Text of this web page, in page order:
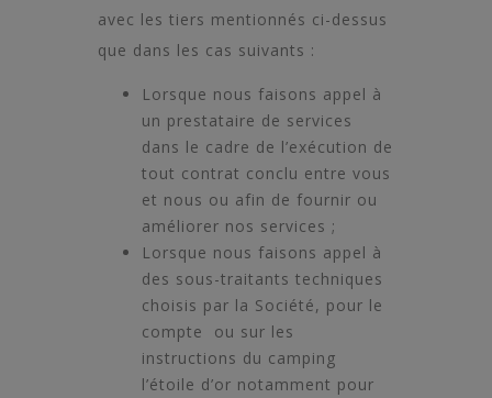
avec les tiers mentionnés ci-dessus
que dans les cas suivants :
Lorsque nous faisons appel à
un prestataire de services
dans le cadre de l’exécution de
tout contrat conclu entre vous
et nous ou afin de fournir ou
améliorer nos services ;
Lorsque nous faisons appel à
des sous-traitants techniques
choisis par la Société, pour le
compte ou sur les
instructions du camping
l’étoile d’or notamment pour